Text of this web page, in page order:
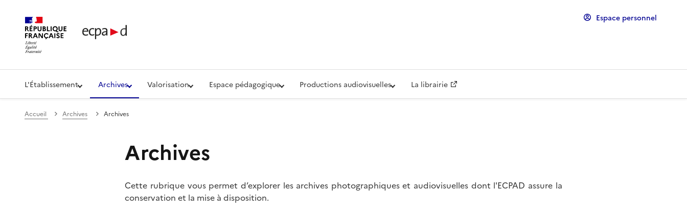
Établissement de communication et de production audiovisuelle de la Défense (ECPAD) Espace personnel
L'Établissement Archives Valorisation Espace pédagogique Productions audiovisuelles La librairie
Accueil Archives Archives
Archives
Cette rubrique vous permet d’explorer les archives photographiques et audiovisuelles dont l'ECPAD assure la
conservation et la mise à disposition.